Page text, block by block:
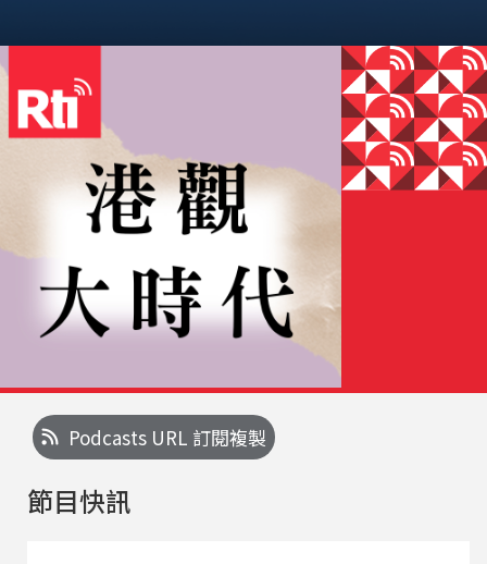
Podcasts URL 訂閱複製
節目快訊